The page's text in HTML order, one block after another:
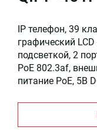
IP телефон, 39
графический
подсветкой, 2
PoE 802.3af,
питание PoE, 5В